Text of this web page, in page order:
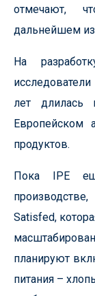
отмечают,
дальнейшем
На
лет длилась
Европейском
продуктов.
Пока IPE
Satisfed,
планируют
питания –